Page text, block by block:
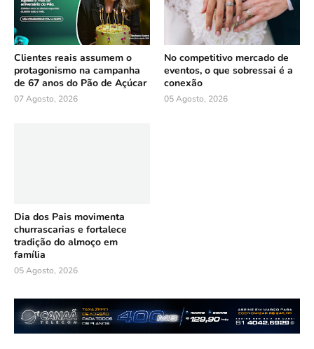
Clientes reais assumem o
protagonismo na campanha
de 67 anos do Pão de Açúcar
07 Agosto, 2026
No competitivo mercado de
eventos, o que sobressai é a
conexão
05 Agosto, 2026
Dia dos Pais movimenta
churrascarias e fortalece
tradição do almoço em
família
05 Agosto, 2026